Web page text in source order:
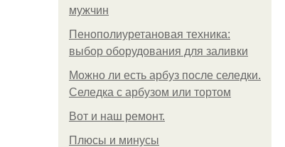
мужчин
Пенополиуретановая техника:
выбор оборудования для заливки
Можно ли есть арбуз после селедки.
Селедка с арбузом или тортом
Boт и наш ремoнт.
Плюсы и минусы